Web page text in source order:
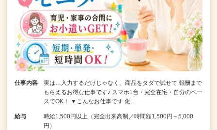
仕事内容
実は…入力するだけじゃなく、商品をタダで試せて 報酬まで
もらえるお得な仕事です♪ スマホ1台・完全在宅・自分のペー
スでOK！ ▼こんなお仕事です 化…
給与
時給1,500円以上（完全出来高制／時間額1,500円～5,000
円）